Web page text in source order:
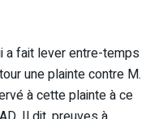
a fait lever entre-temps
une plainte contre M.
à cette plainte à ce